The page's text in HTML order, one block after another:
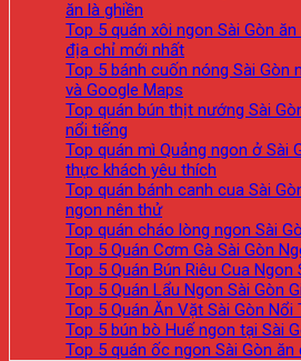
ăn là ghiền
Top 5 quán xôi ngon Sài Gòn
địa chỉ mới nhất
Top 5 bánh cuốn nóng Sài Gòn
và Google Maps
Top quán bún thịt nướng Sài
nổi tiếng
Top quán mì Quảng ngon ở Sài
thực khách yêu thích
Top quán bánh canh cua Sài
ngon nên thử
Top quán cháo lòng ngon Sài
Top 5 Quán Cơm Gà Sài Gòn
Top 5 Quán Bún Riêu Cua Ngon
Top 5 Quán Lẩu Ngon Sài Gòn
Top 5 Quán Ăn Vặt Sài Gòn Nổi
Top 5 bún bò Huế ngon tại Sài
Top 5 quán ốc ngon Sài Gòn